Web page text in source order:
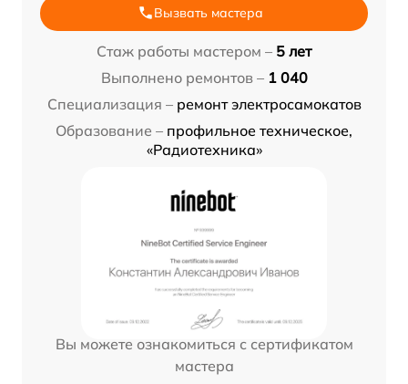
Вызвать мастера
Стаж работы мастером – 5 лет
Выполнено ремонтов – 1 040
Специализация – ремонт электросамокатов
Образование – профильное техническое,
«Радиотехника»
Вы можете ознакомиться с сертификатом
мастера